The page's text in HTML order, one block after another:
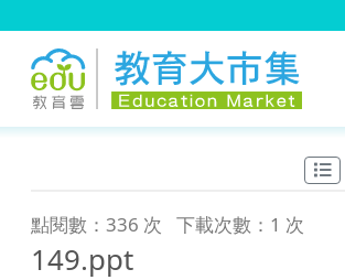
點閱數：336 次 下載次數：1 次
149.ppt